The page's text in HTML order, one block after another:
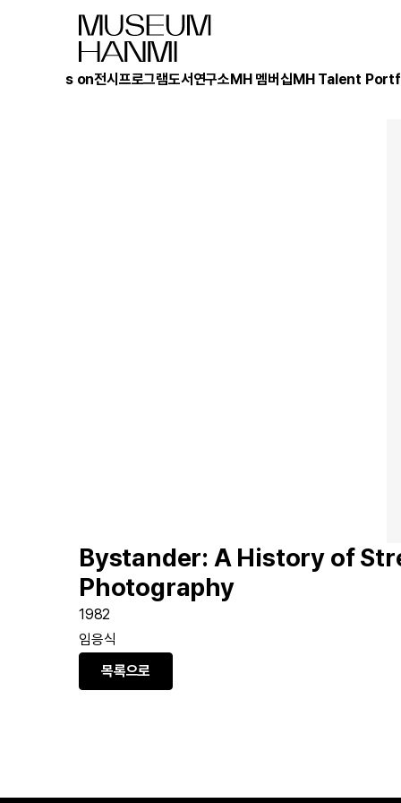
What's on전시 프로그램도서 연구소MH 멤버십MH Talent
Bystander: A History of
Photography
1982
임응식
목록으로